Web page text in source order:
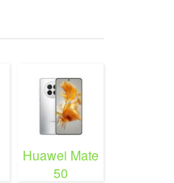
Huawei Mate
50